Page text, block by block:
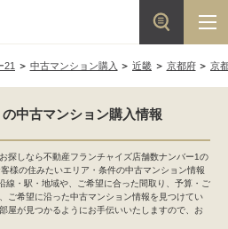
21 中古マンション購入 近畿 京都府 京
中古マンション購入情報
探しなら不動産フランチャイズ店舗数ナンバー1の
様の住みたいエリア・条件の中古マンション情報
線・駅・地域や、ご希望に合った間取り、予算・ご
ご希望に沿った中古マンション情報を見つけてい
屋が見つかるようにお手伝いいたしますので、お